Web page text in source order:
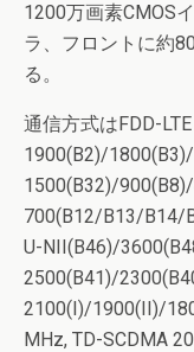
1200万画素CMOS
ラ、フロントに約
る。
通信方式はFDD-
1900(B2)/
1500(B32)/
700(B12/B13/B14/
U-NII(B46)/
2500(B41)/
2100(I)/1900(II)/
MHz, TD-SCDMA